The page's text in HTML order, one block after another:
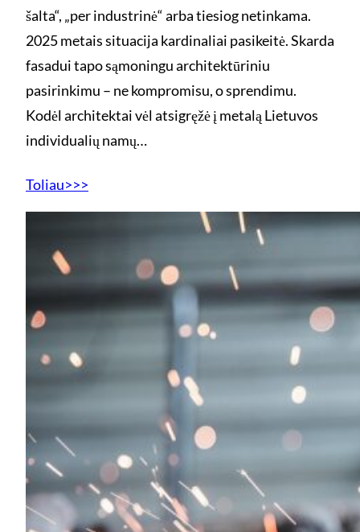
šalta“, „per industrinė“ arba tiesiog netinkama.
2025 metais situacija kardinaliai pasikeitė. Skarda
fasadui tapo sąmoningu architektūriniu
pasirinkimu – ne kompromisu, o sprendimu.
Kodėl architektai vėl atsigręžė į metalą Lietuvos
individualių namų…
Toliau>>>